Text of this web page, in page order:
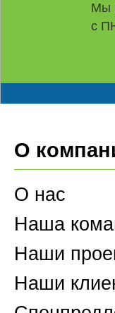
Мы
с
О
О нас
Наша
Наши
Наши